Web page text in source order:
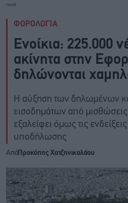
ποσά
ΦΟΡΟΛΟΓΙΑ
Ενοίκια: 225.000
ακίνητα στην
δηλώνονται
Η αύξηση των δηλωμένων
εισοδημάτων από
εξαλείφει όμως τις
υποδήλωσης
ΑπόΠροκόπης Χατζηνικολάου